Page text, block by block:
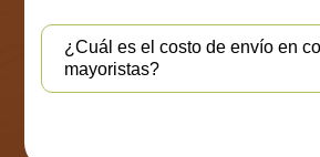
¿Cuál es el costo de envío en
mayoristas?